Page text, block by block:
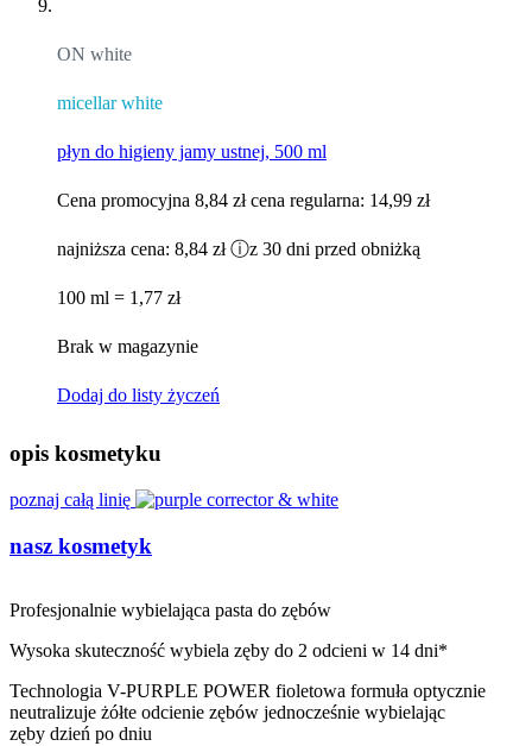
ON white
micellar white
płyn do higieny jamy ustnej, 500 ml
Cena promocyjna 8,84 zł cena regularna: 14,99 zł
najniższa cena: 8,84 zł ⓘz 30 dni przed obniżką
100 ml = 1,77 zł
Brak w magazynie
Dodaj do listy życzeń
opis kosmetyku
poznaj całą linię
nasz kosmetyk
Profesjonalnie wybielająca pasta do zębów
Wysoka skuteczność wybiela zęby do 2 odcieni w 14 dni*
Technologia V-PURPLE POWER fioletowa formuła optycznie
neutralizuje żółte odcienie zębów jednocześnie wybielając
zęby dzień po dniu